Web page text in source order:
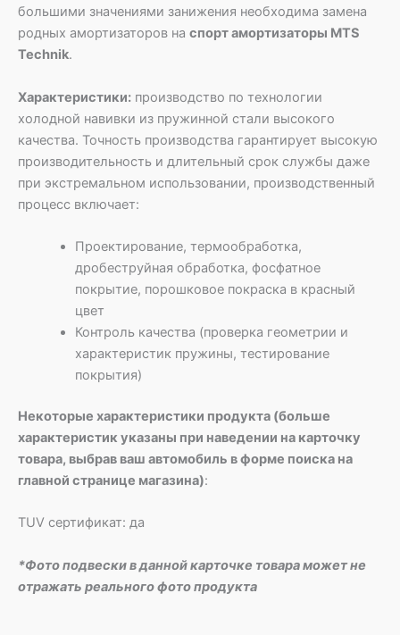
большими значениями занижения необходима замена
родных амортизаторов на спорт амортизаторы MTS
Technik.
Характеристики: производство по технологии
холодной навивки из пружинной стали высокого
качества. Точность производства гарантирует высокую
производительность и длительный срок службы даже
при экстремальном использовании, производственный
процесс включает:
Проектирование, термообработка,
дробеструйная обработка, фосфатное
покрытие, порошковое покраска в красный
цвет
Контроль качества (проверка геометрии и
характеристик пружины, тестирование
покрытия)
Некоторые характеристики продукта (больше
характеристик указаны при наведении на карточку
товара, выбрав ваш автомобиль в форме поиска на
главной странице магазина):
TUV сертификат: да
*Фото подвески в данной карточке товара может не
отражать реального фото продукта